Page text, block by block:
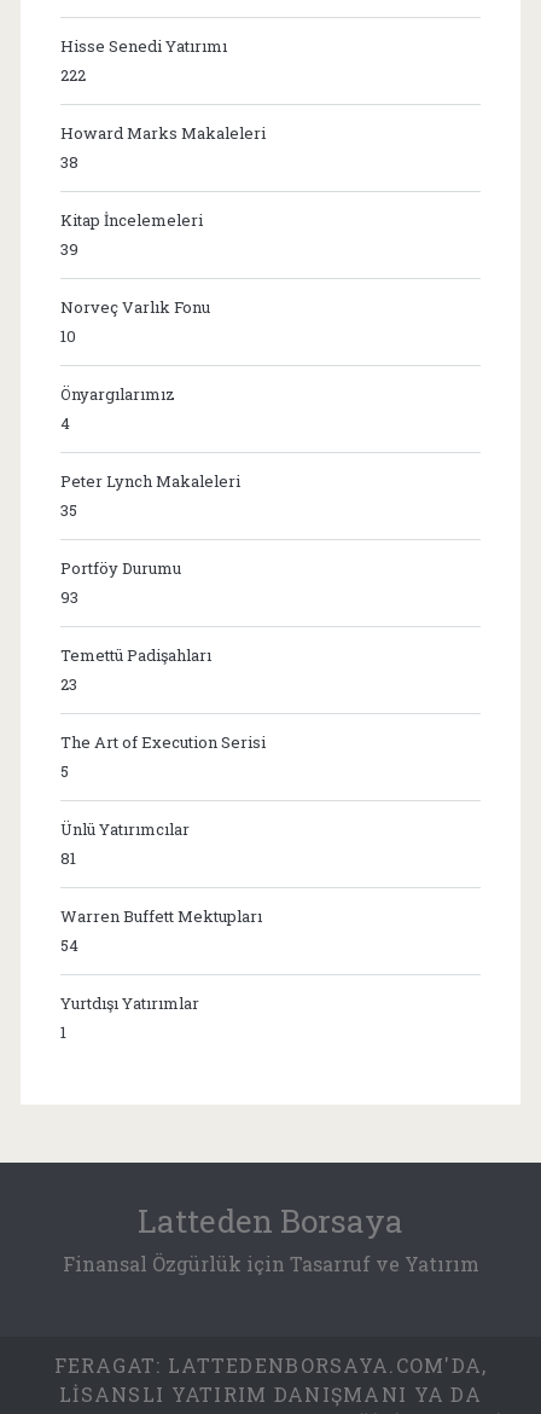
Hisse Senedi Yatırımı
222
Howard Marks Makaleleri
38
Kitap İncelemeleri
39
Norveç Varlık Fonu
10
Önyargılarımız
4
Peter Lynch Makaleleri
35
Portföy Durumu
93
Temettü Padişahları
23
The Art of Execution Serisi
5
Ünlü Yatırımcılar
81
Warren Buffett Mektupları
54
Yurtdışı Yatırımlar
1
Latteden Borsaya
Finansal Özgürlük için Tasarruf ve Yatırım
FERAGAT: LATTEDENBORSAYA.COM'DA,
LISANSLI YATIRIM DANIŞMANI YA DA